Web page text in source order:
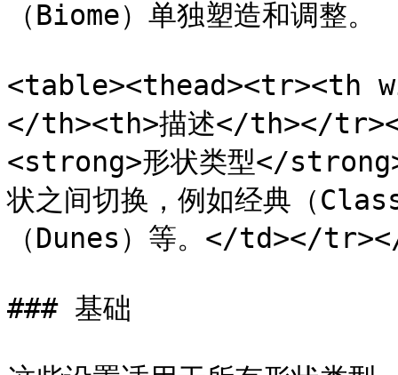
（Biome）单独塑造和调整。
<table><thead><tr><th
</th><th>描述</th></
<strong>形状类型</
状之间切换，例如经典（
（Dunes）等。</td></
### 基础